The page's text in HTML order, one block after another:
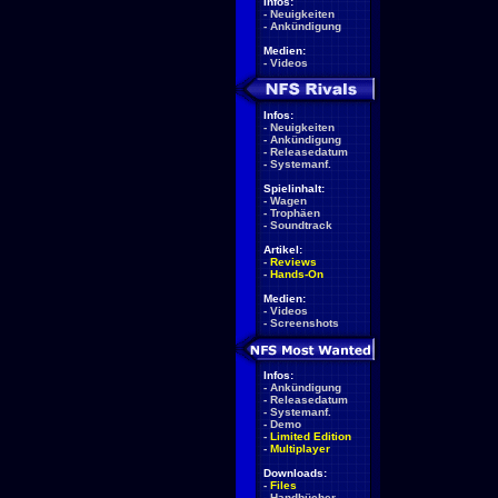
- Neuigkeiten
- Ankündigung
Medien:
- Videos
Infos:
- Neuigkeiten
- Ankündigung
- Releasedatum
- Systemanf.
Spielinhalt:
- Wagen
- Trophäen
- Soundtrack
Artikel:
- Reviews
- Hands-On
Medien:
- Videos
- Screenshots
Infos:
- Ankündigung
- Releasedatum
- Systemanf.
- Demo
- Limited Edition
- Multiplayer
Downloads:
- Files